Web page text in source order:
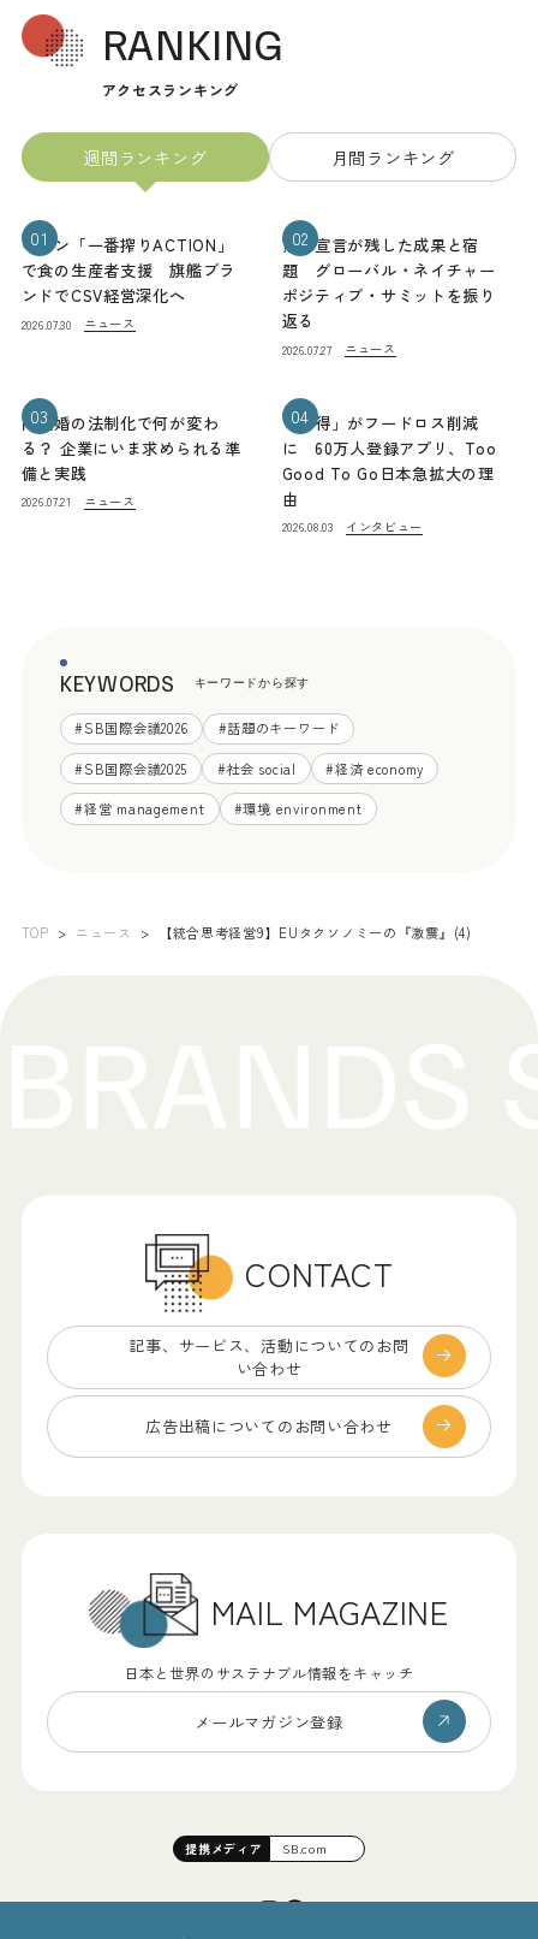
RANKING
アクセスランキング
週間ランキング 月間ランキング
01
キリン「一番搾りACTION」
で食の生産者支援 旗艦ブラ
ンドでCSV経営深化へ
2026.07.30 ニュース
02
熊本宣言が残した成果と宿
題 グローバル・ネイチャー
ポジティブ・サミットを振り
返る
2026.07.27 ニュース
03
同性婚の法制化で何が変わ
る？ 企業にいま求められる準
備と実践
2026.07.21 ニュース
04
「お得」がフードロス削減
に 60万人登録アプリ、Too
Good To Go日本急拡大の理
由
2026.08.03 インタビュー
KEYWORDS キーワードから探す
#SB国際会議2026 #話題のキーワード
#SB国際会議2025 #社会 social #経済 economy
#経営 management #環境 environment
TOP ニュース 【統合思考経営9】EUタクソノミーの『激震』(4)
CONTACT
記事、サービス、 活動についてのお問
い合わせ
広告出稿についての お問い合わせ
MAIL MAGAZINE
日本と世界のサステナブル情報をキャッチ
メールマガジン登録
提携メディア SB.com